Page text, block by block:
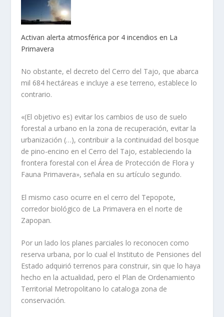
Activan alerta atmosférica por 4 incendios en La
Primavera
No obstante, el decreto del Cerro del Tajo, que abarca
mil 684 hectáreas e incluye a ese terreno, establece lo
contrario.
«(El objetivo es) evitar los cambios de uso de suelo
forestal a urbano en la zona de recuperación, evitar la
urbanización (…), contribuir a la continuidad del bosque
de pino-encino en el Cerro del Tajo, estableciendo la
frontera forestal con el Área de Protección de Flora y
Fauna Primavera», señala en su artículo segundo.
El mismo caso ocurre en el cerro del Tepopote,
corredor biológico de La Primavera en el norte de
Zapopan.
Por un lado los planes parciales lo reconocen como
reserva urbana, por lo cual el Instituto de Pensiones del
Estado adquirió terrenos para construir, sin que lo haya
hecho en la actualidad, pero el Plan de Ordenamiento
Territorial Metropolitano lo cataloga zona de
conservación.